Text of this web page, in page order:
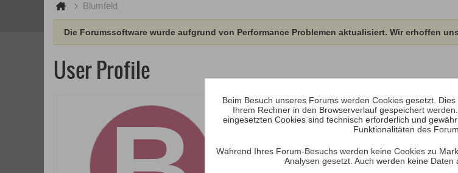
Blumfeld
Die Forumssoftware wurde aufgrund von Performance Problemen aktualisiert. Wir erhoffen
User Profile
Aktivitäten Über Medien
Beim Besuch unseres Forums werden Cookies gesetzt.
Ihrem Rechner in den Browserverlauf gespeichert
eingesetzten Cookies sind technisch erforderlich und
Funktionalitäten des
Während Ihres Forum-Besuchs werden keine Cookies zu
Analysen gesetzt. Auch werden keine Daten